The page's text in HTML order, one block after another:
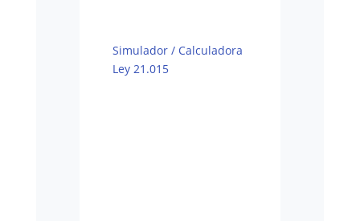
Simulador / Calculadora
Ley 21.015